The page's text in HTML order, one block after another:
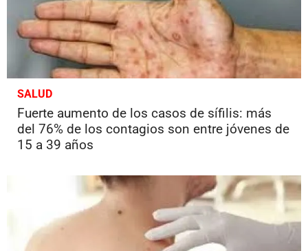
SALUD
Fuerte aumento de los casos de sífilis: más
del 76% de los contagios son entre jóvenes de
15 a 39 años